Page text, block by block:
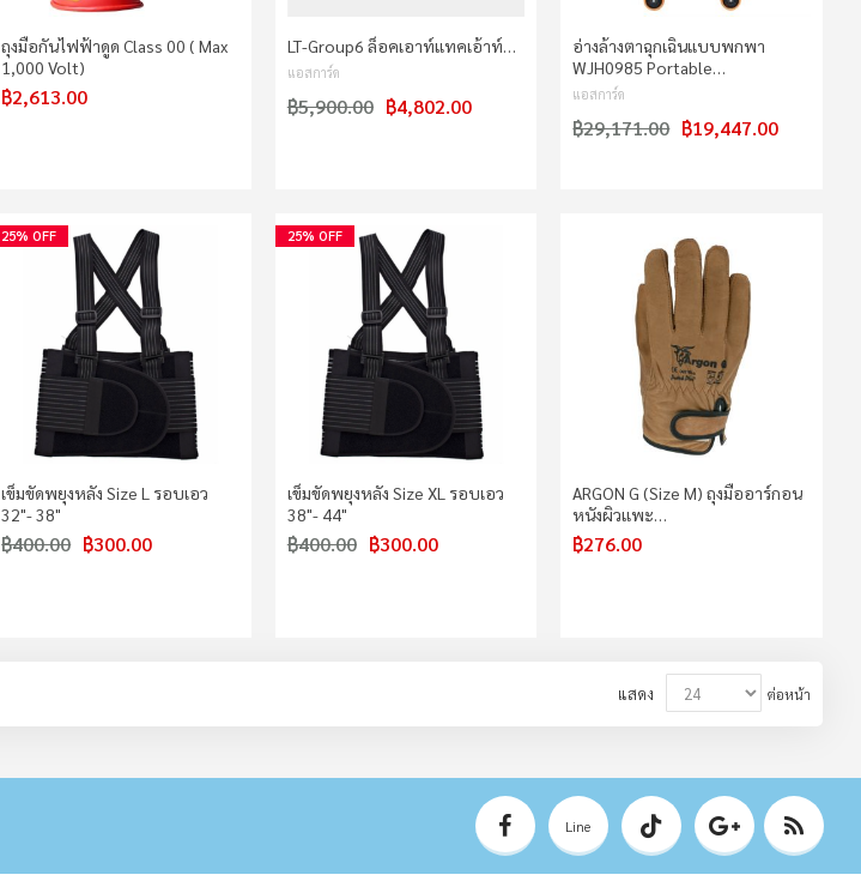
ถุงมือกันไฟฟ้าดูด Class 00 ( Max
1,000 Volt)
฿2,613.00
LT-Group6 ล็อคเอาท์แทคเอ้าท์…
แอสการ์ด
฿4,802.00
฿5,900.00
อ่างล้างตาฉุกเฉินแบบพกพา
WJH0985 Portable…
แอสการ์ด
฿19,447.00
฿29,171.00
25% OFF
เข็มขัดพยุงหลัง Size L รอบเอว
32"- 38"
฿300.00
฿400.00
25% OFF
เข็มขัดพยุงหลัง Size XL รอบเอว
38"- 44"
฿300.00
฿400.00
ARGON G (Size M) ถุงมืออาร์กอน
หนังผิวแพะ…
฿276.00
แสดง ต่อหน้า
Line